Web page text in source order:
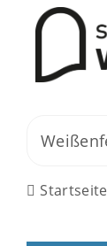
Startseite